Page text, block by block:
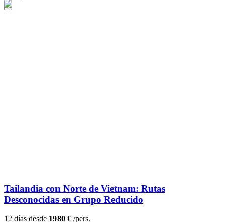
Tailandia con Norte de Vietnam: Rutas
Desconocidas en Grupo Reducido
12 días desde 1980 € /pers.